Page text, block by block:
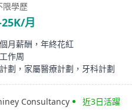
限學歷
月
月薪酬，年終花紅
作周
劃，家屬醫療計劃，牙科計劃
Consultancy 近3日活躍